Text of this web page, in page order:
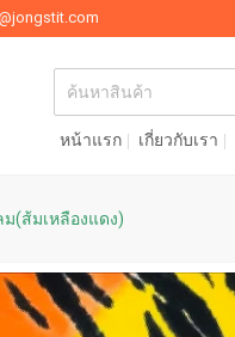
หน้าแรก เกี่ยวกับเรา
(ส้มเหลืองแดง)